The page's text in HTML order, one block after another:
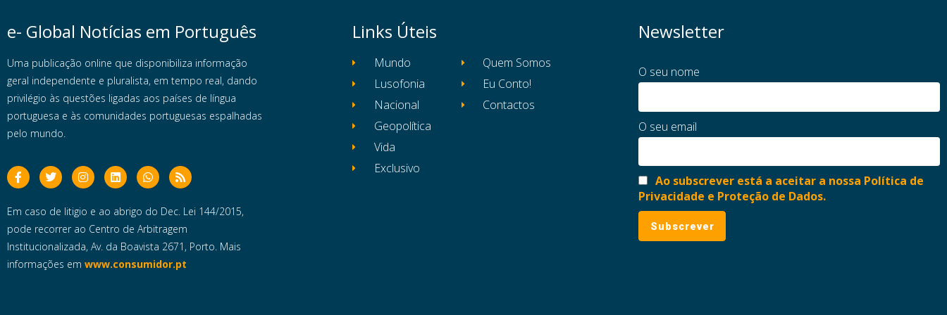
e- Global Notícias em Português
Uma publicação online que disponibiliza informação
geral independente e pluralista, em tempo real, dando
privilégio às questões ligadas aos países de língua
portuguesa e às comunidades portuguesas espalhadas
pelo mundo.
Em caso de litigio e ao abrigo do Dec. Lei 144/2015,
pode recorrer ao Centro de Arbitragem
Institucionalizada, Av. da Boavista 2671, Porto. Mais
informações em www.consumidor.pt
Links Úteis
Mundo
Lusofonia
Nacional
Geopolítica
Vida
Exclusivo
Quem Somos
Eu Conto!
Contactos
Newsletter
O seu nome
O seu email
Ao subscrever está a aceitar a nossa Política de
Privacidade e Proteção de Dados.